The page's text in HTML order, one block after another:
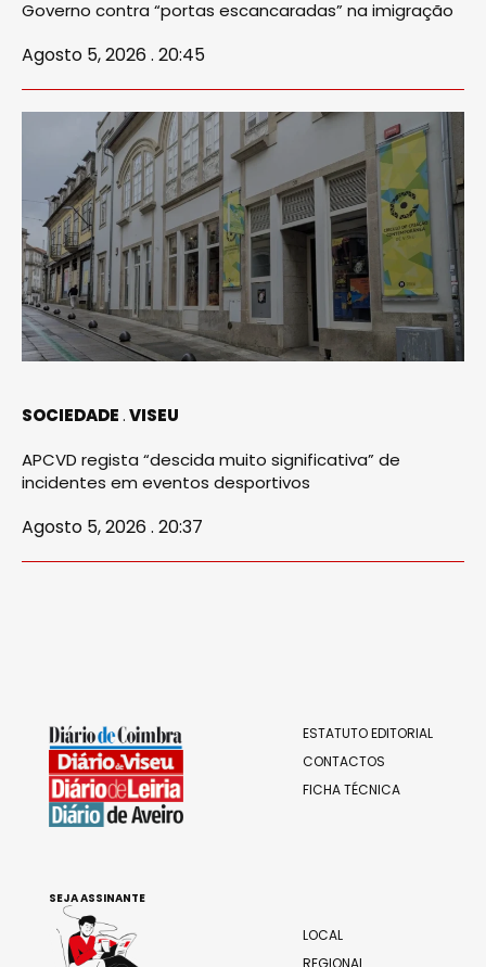
Governo contra “portas escancaradas” na imigração
Agosto 5, 2026 . 20:45
SOCIEDADE VISEU
APCVD regista “descida muito significativa” de
incidentes em eventos desportivos
Agosto 5, 2026 . 20:37
ESTATUTO EDITORIAL
CONTACTOS
FICHA TÉCNICA
LOCAL
REGIONAL
SEJA ASSINANTE